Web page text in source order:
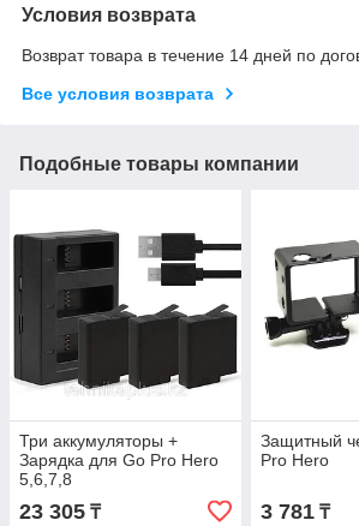
Условия возврата
Возврат товара в течение 14 дней по
Все условия возврата
Подобные товары компании
Три аккумуляторы +
Зарядка для Go Pro Hero
5,6,7,8
23 305 ₸
Защитный
Pro Hero
3 781₸